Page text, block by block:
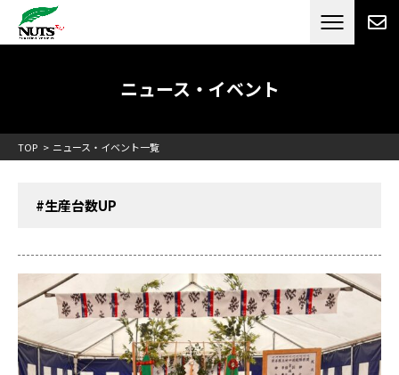
日本最大級のキャンピングカーメーカー
RV[テレビCM放送]
ニュース・イベント
TOP ニュース・イベント一覧
#生産台数UP